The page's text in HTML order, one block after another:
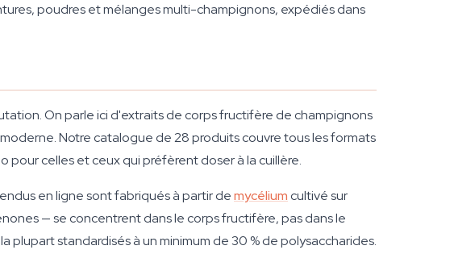
poudres et mélanges multi-champignons, expédiés dans
On parle ici d'extraits de corps fructifère de champignons
Notre catalogue de 28 produits couvre tous les formats
pour celles et ceux qui préfèrent doser à la cuillère.
en ligne sont fabriqués à partir demycélium cultivé sur
— se concentrent dans le corps fructifère, pas dans le
standardisés à un minimum de 30 % de polysaccharides.